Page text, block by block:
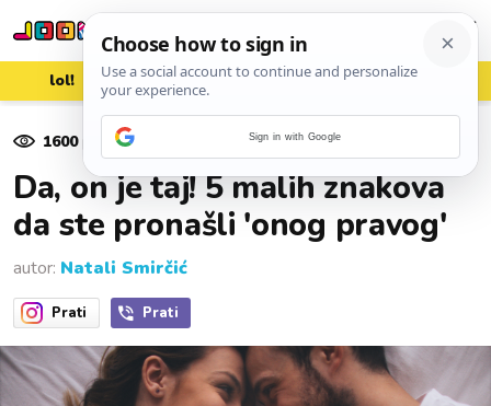
lol! aww vrh! woot?!
1600pregleda
Da, on je taj! 5 malih znakova
da ste pronašli 'onog pravog'
autor: Natali Smirčić
Prati Prati
Sign in with Google